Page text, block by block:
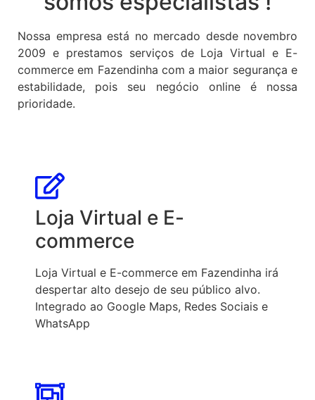
Nossa empresa está no mercado desde novembro
2009 e prestamos serviços de Loja Virtual e E-
commerce em Fazendinha com a maior segurança e
estabilidade, pois seu negócio online é nossa
prioridade.
Loja Virtual e E-
commerce
Loja Virtual e E-commerce em Fazendinha irá
despertar alto desejo de seu público alvo.
Integrado ao Google Maps, Redes Sociais e
WhatsApp